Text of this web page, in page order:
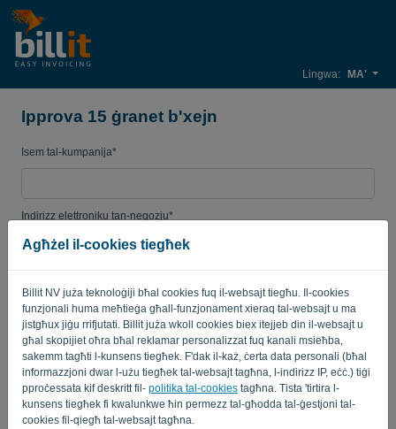
Agħżel il-cookies tiegħek
Billit NV juża teknoloġiji bħal cookies fuq il-websajt tiegħu. Il-cookies
funzjonali huma meħtieġa għall-funzjonament xieraq tal-websajt u ma
jistgħux jiġu rrifjutati. Billit juża wkoll cookies biex itejjeb din il-websajt u
għal skopijiet oħra bħal reklamar personalizzat fuq kanali msieħba,
sakemm tagħti l-kunsens tiegħek. F'dak il-każ, ċerta data personali (bħal
informazzjoni dwar l-użu tiegħek tal-websajt tagħna, l-indirizz IP, eċċ.) tiġi
pproċessata kif deskritt fil- politika tal-cookies tagħna. Tista 'tirtira l-
kunsens tiegħek fi kwalunkwe ħin permezz tal-għodda tal-ġestjoni tal-
cookies fil-qiegħ tal-websajt tagħna.
Lingwa: MA'
Ipprova 15 ġranet b'xejn
Isem tal-kumpanija*
Indirizz elettroniku tan-negozju*
Pajjiż
Iva, tista' tistudja l-ipdati tal-prodotti tiegħi..